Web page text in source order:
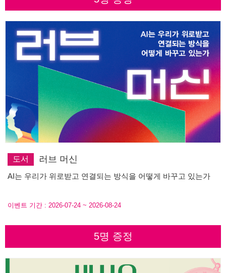
도서 러브 머신
AI는 우리가 위로받고 연결되는 방식을 어떻게 바꾸고 있는가
이벤트 기간 : 2026-07-24 ~ 2026-08-24
5명 증정